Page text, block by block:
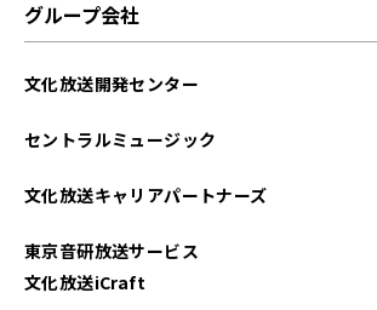
2022年02月
グループ会社
文化放送開発センター
セントラルミュージック
文化放送キャリアパートナーズ
東京音研放送サービス
文化放送iCraft